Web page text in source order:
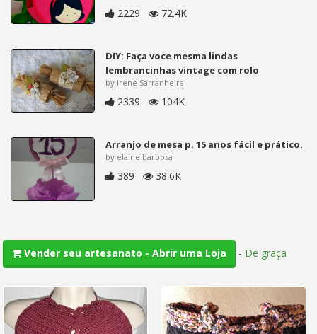
2229 72.4K
DIY: Faça voce mesma lindas
lembrancinhas vintage com rolo
by Irene Sarranheira
2339 104K
Arranjo de mesa p. 15 anos fácil e prático.
by elaine barbosa
389 38.6K
Vender seu artesanato - Abrir uma Loja - De graça